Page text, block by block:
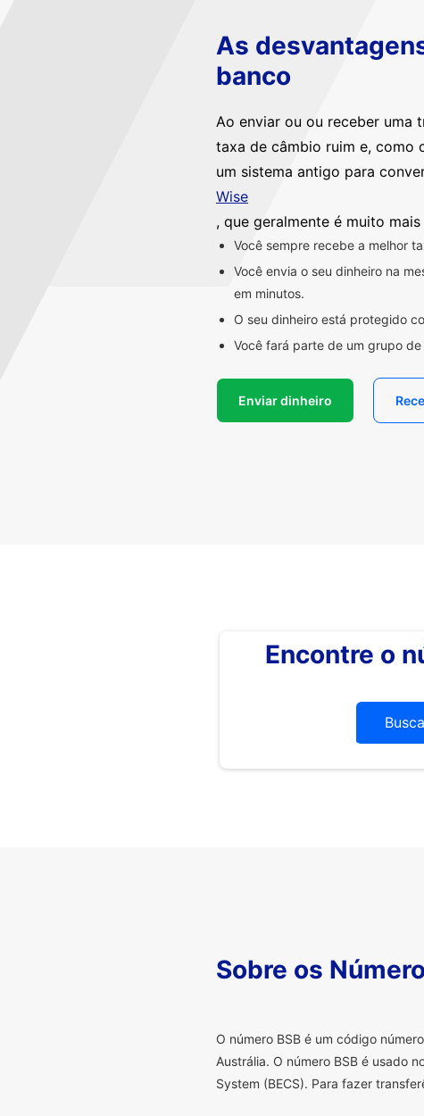
As
banco
Ao enviar ou ou receber uma
taxa de câmbio ruim e, como
um sistema antigo para
Wise
, que geralmente é muito
Você sempre recebe a melhor
Você envia o seu dinheiro na
em minutos.
O seu dinheiro está protegido
Você fará parte de um grupo
Enviar dinheiro
Encontre o
Sobre os
O número BSB é um código
Austrália. O número BSB é usado
System (BECS). Para fazer